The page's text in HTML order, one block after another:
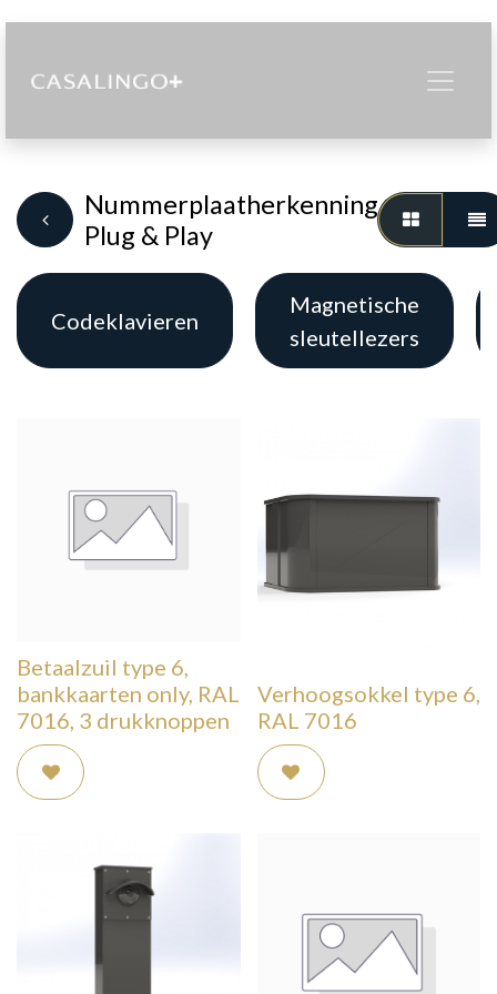
Nummerplaatherkenning
Plug & Play
Codeklavieren
Magnetische
sleutellezers
Betaalzuil type 6,
bankkaarten only, RAL
7016, 3 drukknoppen
Verhoogsokkel type 6,
RAL 7016